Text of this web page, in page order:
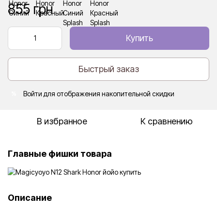
855 грн
Купить
Быстрый заказ
Войти для отображения накопительной скидки
В избранное К сравнению
Главные фишки товара
Описание